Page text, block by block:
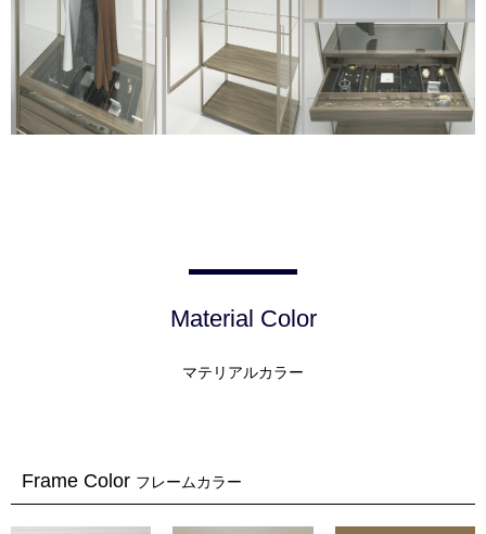
Material Color
マテリアルカラー
Frame Color フレームカラー